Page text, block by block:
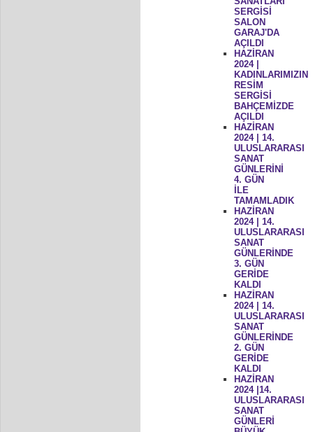
SERGİSİ
SALON
GARAJ'DA
AÇILDI
HAZİRAN
2024 |
KADINLARIMIZIN
RESİM
SERGİSİ
BAHÇEMİZDE
AÇILDI
HAZİRAN
2024 | 14.
ULUSLARARASI
SANAT
GÜNLERİNİ
4. GÜN
İLE
TAMAMLADIK
HAZİRAN
2024 | 14.
ULUSLARARASI
SANAT
GÜNLERİNDE
3. GÜN
GERİDE
KALDI
HAZİRAN
2024 | 14.
ULUSLARARASI
SANAT
GÜNLERİNDE
2. GÜN
GERİDE
KALDI
HAZİRAN
2024 |14.
ULUSLARARASI
SANAT
GÜNLERİ